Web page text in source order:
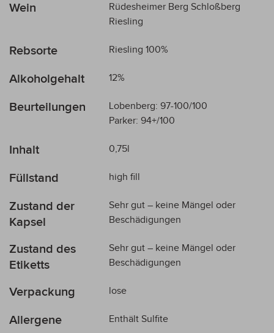
Wein
Rüdesheimer Berg Schloßberg
Riesling
Rebsorte Riesling 100%
Alkoholgehalt 12%
Beurteilungen
Lobenberg: 97-100/100
Parker: 94+/100
Inhalt 0,75l
Füllstand high fill
Zustand der
Kapsel
Sehr gut – keine Mängel oder
Beschädigungen
Zustand des
Etiketts
Sehr gut – keine Mängel oder
Beschädigungen
Verpackung lose
Allergene Enthält Sulfite